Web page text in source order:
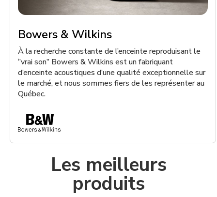
Bowers & Wilkins
À la recherche constante de l’enceinte reproduisant le
‘’vrai son’’ Bowers & Wilkins est un fabriquant
d’enceinte acoustiques d’une qualité exceptionnelle sur
le marché, et nous sommes fiers de les représenter au
Québec.
Les meilleurs
produits